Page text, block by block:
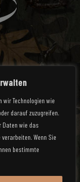
wir Technologien wie
darauf zuzugreifen.
Daten wie das
Wenn Sie
bestimmte